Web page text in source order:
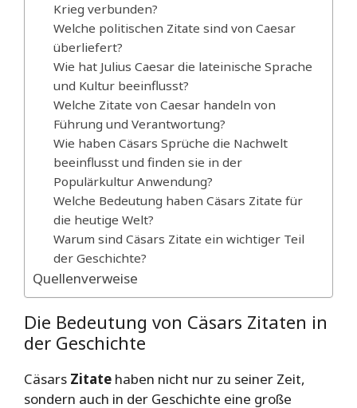
Krieg verbunden?
Welche politischen Zitate sind von Caesar
überliefert?
Wie hat Julius Caesar die lateinische Sprache
und Kultur beeinflusst?
Welche Zitate von Caesar handeln von
Führung und Verantwortung?
Wie haben Cäsars Sprüche die Nachwelt
beeinflusst und finden sie in der
Populärkultur Anwendung?
Welche Bedeutung haben Cäsars Zitate für
die heutige Welt?
Warum sind Cäsars Zitate ein wichtiger Teil
der Geschichte?
Quellenverweise
Die Bedeutung von Cäsars Zitaten in
der Geschichte
Cäsars Zitate haben nicht nur zu seiner Zeit,
sondern auch in der Geschichte eine große